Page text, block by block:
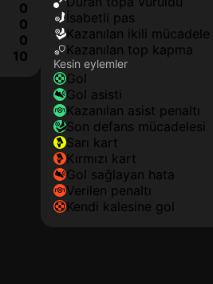
0
0
0
10
isabetli pas
kazanılan ikili mücadele
kazanılan top kapma
Kesin eylemler
gol
gol asisti
kazanılan asist penaltı
son defans mücadelesi
sarı kart
kırmızı kart
gol sağlayan hata
verilen penaltı
kendi kalesine gol